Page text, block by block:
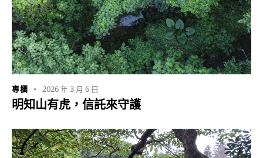
專欄 2026 年 3 月 6 日
明知山有虎，信託來守護